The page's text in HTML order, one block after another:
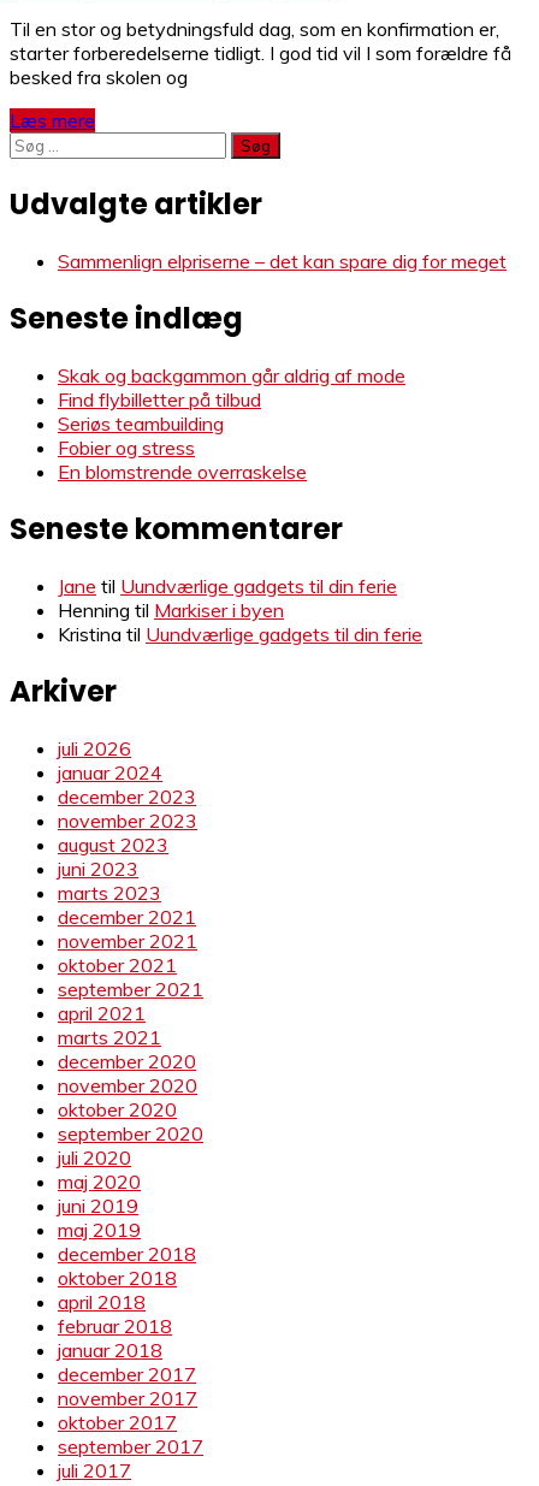
Til en stor og betydningsfuld dag, som en konfirmation er,
starter forberedelserne tidligt. I god tid vil I som forældre få
besked fra skolen og
Læs mere
Søg
Udvalgte artikler
Sammenlign elpriserne – det kan spare dig for meget
Seneste indlæg
Skak og backgammon går aldrig af mode
Find flybilletter på tilbud
Seriøs teambuilding
Fobier og stress
En blomstrende overraskelse
Seneste kommentarer
Jane til Uundværlige gadgets til din ferie
Henning til Markiser i byen
Kristina til Uundværlige gadgets til din ferie
Arkiver
juli 2026
januar 2024
december 2023
november 2023
august 2023
juni 2023
marts 2023
december 2021
november 2021
oktober 2021
september 2021
april 2021
marts 2021
december 2020
november 2020
oktober 2020
september 2020
juli 2020
maj 2020
juni 2019
maj 2019
december 2018
oktober 2018
april 2018
februar 2018
januar 2018
december 2017
november 2017
oktober 2017
september 2017
juli 2017